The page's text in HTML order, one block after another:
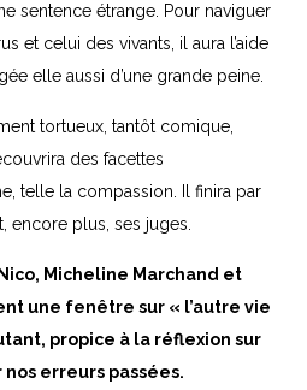
sentence étrange. Pour naviguer
et celui des vivants, il aura l’aide
elle aussi d’une grande peine.
tortueux, tantôt comique,
des facettes
telle la compassion. Il finira par
encore plus, ses juges.
Micheline Marchand et
une fenêtre sur « l’autre vie
propice à la réflexion sur
erreurs passées.